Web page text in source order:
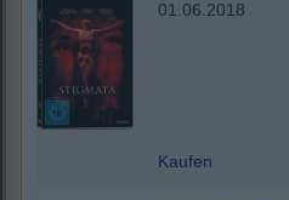
01.06.2018
Kaufen